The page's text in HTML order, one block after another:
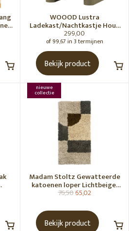
WOOOD Lustra
Ladekast/Nachtkastje Hout
Hoogglans Groen [Fsc]
299,00
of 99,67 in 3 termijnen
Bekijk product
nieuwe
collectie
Madam Stoltz Gewatteerde
katoenen loper Lichtbeige,
gebroken wit, grijs, groen
76,5065,02
Bekijk product